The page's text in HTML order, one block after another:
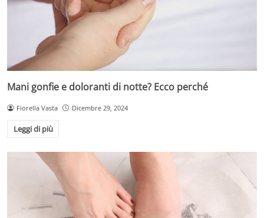
Mani gonfie e doloranti di notte? Ecco perché
Fiorella Vasta Dicembre 29, 2024
Leggi di più